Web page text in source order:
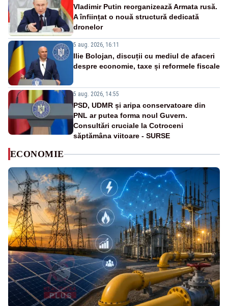
Vladimir Putin reorganizează Armata rusă.
A înființat o nouă structură dedicată
dronelor
5 aug. 2026, 16:11
Ilie Bolojan, discuții cu mediul de afaceri
despre economie, taxe și reformele fiscale
5 aug. 2026, 14:55
PSD, UDMR și aripa conservatoare din
PNL ar putea forma noul Guvern.
Consultări cruciale la Cotroceni
săptămâna viitoare - SURSE
ECONOMIE